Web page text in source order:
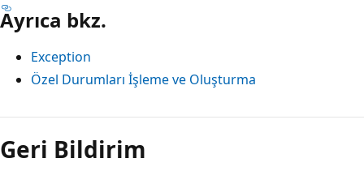
Ayrıca bkz.
Exception
Özel Durumları İşleme ve Oluşturma
Geri Bildirim